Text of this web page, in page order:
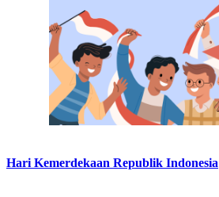
Hari Kemerdekaan Republik Indonesia